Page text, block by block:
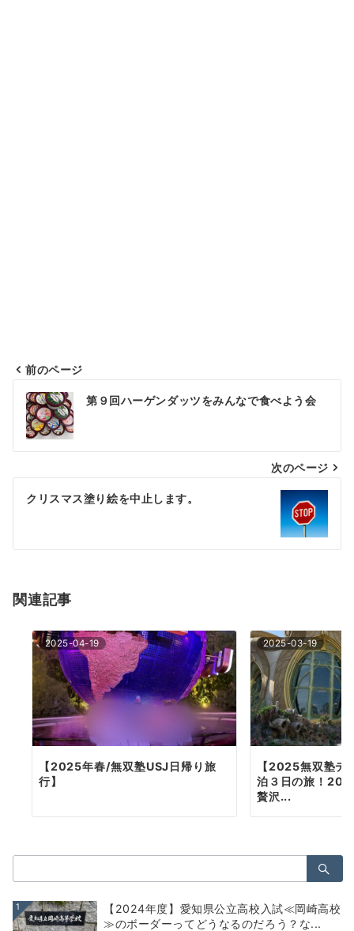
投
稿
ナ
ビ
ゲ
シ
ン
前のページ
第９回ハーゲンダッツをみんなで食べよう会
次のページ
クリスマス塗り絵を中止します。
関連記事
2025-04-19
【2025年春/無双塾USJ日帰り旅
行】
2025-03-19
【2025無双塾デ
泊３日の旅！
贅沢...
索：
1
【2024年度】愛知県公立高校入試≪岡崎高校
≫のボーダーってどうなるのだろう？な...